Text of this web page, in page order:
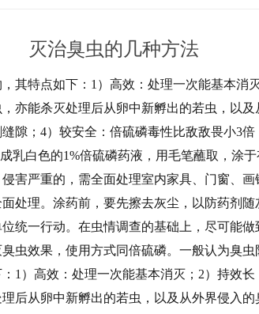
灭治臭虫的几种方法
其特点如下： 1）高效：处理一次能基本消灭
亦能杀灭处理后从卵中新孵出的若虫，以及
隙； 4）较安全：倍硫磷毒性比敌敌畏小3倍
乳白色的1%倍硫磷药液，用毛笔蘸取，涂
害严重的，需全面处理室内家具、门窗、画
处理。涂药前，要先擦去灰尘，以防药剂随
统一行动。在虫情调查的基础上，尽可能做
虫效果，使用方式同倍硫磷。 一般认为臭虫
1）高效：处理一次能基本消灭； 2）持效
后从卵中新孵出的若虫，以及从外界侵入的